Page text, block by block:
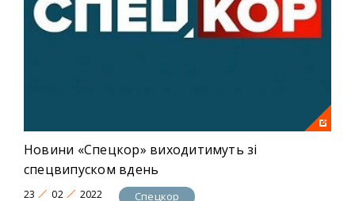
Новини «Спецкор» виходитимуть зі
спецвипуском вдень
23 02 2022 Спецкор